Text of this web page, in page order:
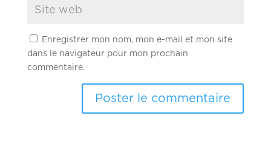
Enregistrer mon nom, mon e-mail et mon site
dans le navigateur pour mon prochain
commentaire.